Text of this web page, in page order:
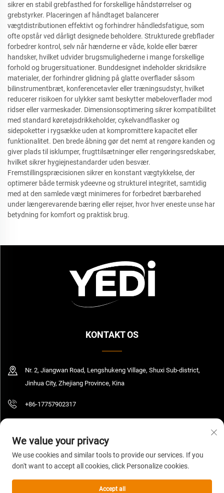
sikrer en stabil grebfasthed for forskellige håndstørrelser og
grebstyrker. Placeringen af håndtaget balancerer
vægtdistributionen effektivt og forhindrer håndledsfatigue, som
ofte opstår ved dårligt designede beholdere. Strukturede grebflader
forbedrer kontrol, selv når hænderne er våde, kolde eller bærer
handsker, hvilket udvider brugsmulighederne i mange forskellige
forhold og brugersituationer. Bunddesignet indeholder skridsikre
materialer, der forhindrer glidning på glatte overflader såsom
bilinstrumentbræt, konferencetavler eller træningsudstyr, hvilket
reducerer risikoen for ulykker samt beskytter møbeloverflader mod
ridser eller varmeskader. Dimensionsoptimering sikrer kompatibilitet
med standard køretøjsdrikkeholder, cykelvandflasker og
sidepoketter i rygsække uden at kompromittere kapacitet eller
funktionalitet. Den brede åbning gør det nemt at rengøre kanden og
giver plads til isklumper, frugttilsætninger eller rengøringsredskaber,
hvilket sikrer hygiejnestandarder uden besvær.
Fremstillingspræcisionen sikrer en konstant vægtykkelse, der
optimerer både termisk ydeevne og strukturel integritet, samtidig
med at den samlede vægt minimeres for forbedret bærbarehed
under længerevarende bæring eller rejser, hvor hver eneste unse har
betydning for komfort og praktisk brug.
KONTAKT OS
Nr. 2, Jiangwan Road, Lengshukeng Village, Shuxi Sub-district,
Jinhua City, Zhejiang Province, Kina
+86-17757902317
Copyright © 2026 Zhejiang Yedi Industry And Trade Co., Ltd. Alle rettigheder
forbeholdt. Privatlivspolitik
We value your privacy
We use cookies and similar tools to provide our services. If you
don't want to accept all cookies, click Personalize cookies.
Accept all